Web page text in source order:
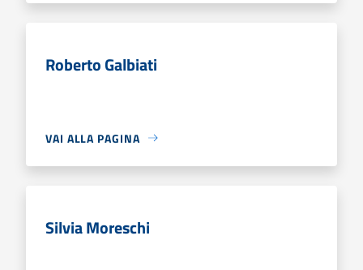
Roberto Galbiati
VAI ALLA PAGINA
Silvia Moreschi